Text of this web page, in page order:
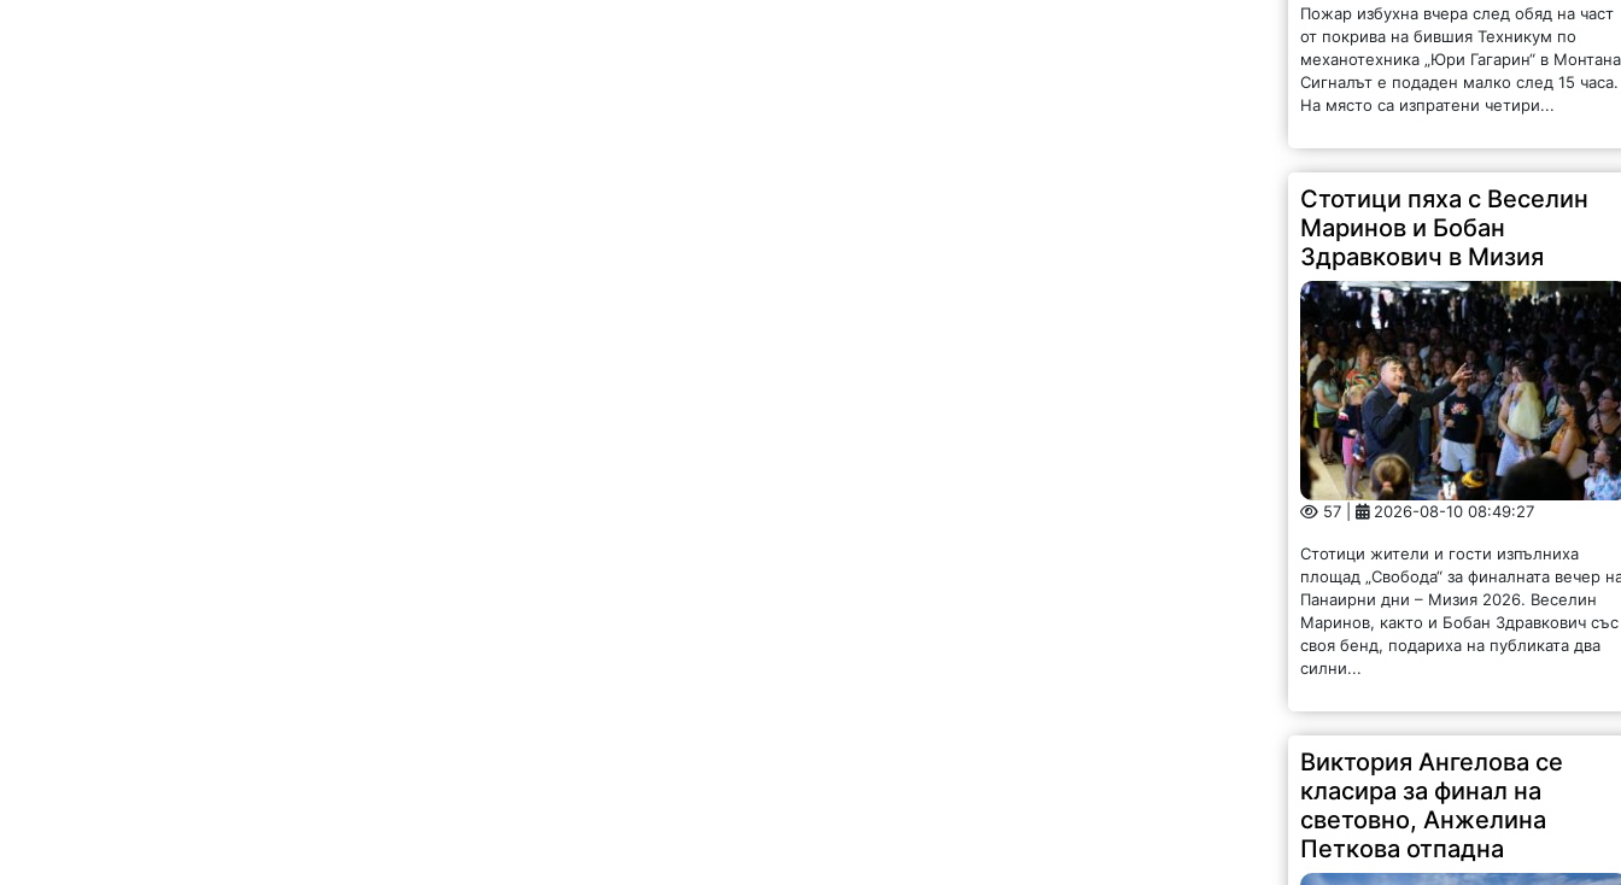
Пожар избухна вчера след обяд на част
от покрива на бившия Техникум по
механотехника „Юри Гагарин“ в
Сигналът е подаден малко след 15 часа.
На място са изпратени четири...
Стотици пяха с Веселин
Маринов и Бобан
Здравкович в Мизия
57 | 2026-08-10 08:49:27
Стотици жители и гости изпълниха
площад „Свобода“ за финалната вечер
Панаирни дни – Мизия 2026. Веселин
Маринов, както и Бобан Здравкович със
своя бенд, подариха на публиката два
силни...
Виктория Ангелова се
класира за финал на
световно, Анжелина
Петкова отпадна